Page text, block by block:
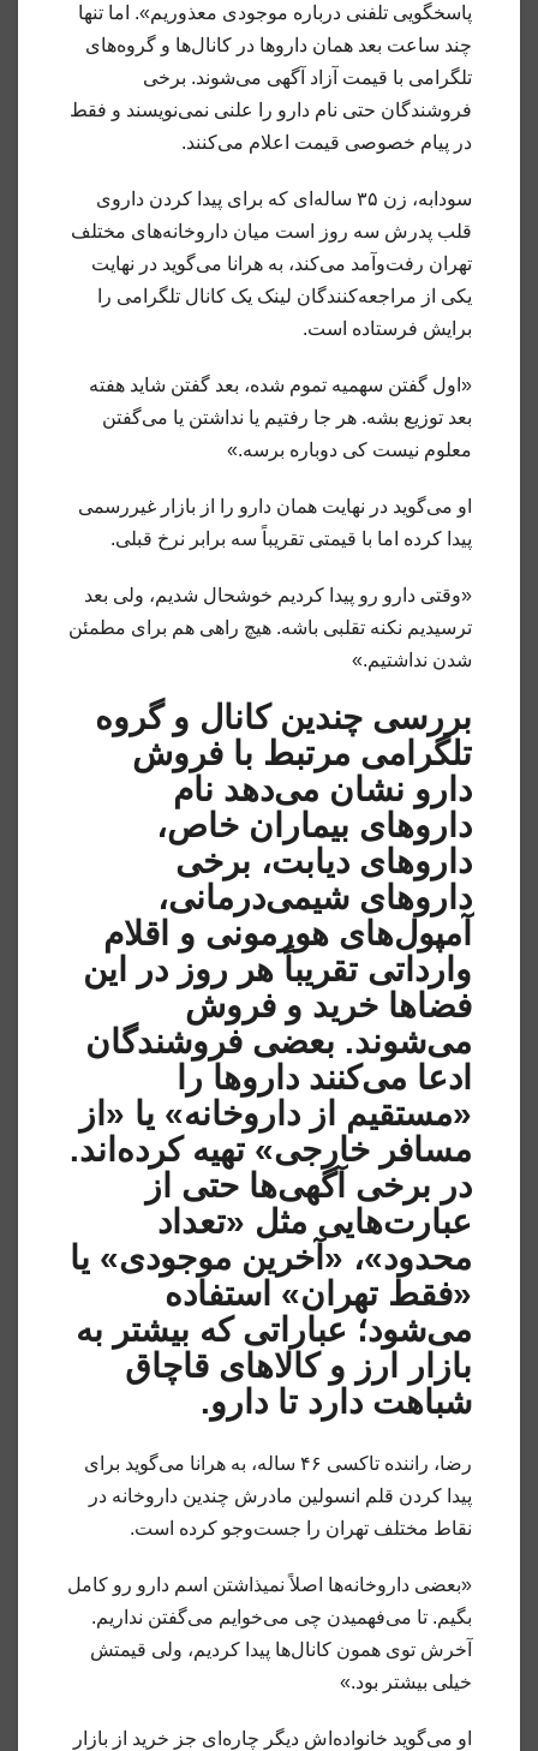
پاسخگویی تلفنی درباره موجودی معذوریم». اما تنها
چند ساعت بعد همان داروها در کانال‌ها و گروه‌های
تلگرامی با قیمت آزاد آگهی می‌شوند. برخی
فروشندگان حتی نام دارو را علنی نمی‌نویسند و فقط
در پیام خصوصی قیمت اعلام می‌کنند.
سودابه، زن ۳۵ ساله‌ای که برای پیدا کردن داروی
قلب پدرش سه روز است میان داروخانه‌های مختلف
تهران رفت‌وآمد می‌کند، به هرانا می‌گوید در نهایت
یکی از مراجعه‌کنندگان لینک یک کانال تلگرامی را
برایش فرستاده است.
«اول گفتن سهمیه تموم شده، بعد گفتن شاید هفته
بعد توزیع بشه. هر جا رفتیم یا نداشتن یا می‌گفتن
معلوم نیست کی دوباره برسه.»
او می‌گوید در نهایت همان دارو را از بازار غیررسمی
پیدا کرده اما با قیمتی تقریباً سه برابر نرخ قبلی.
«وقتی دارو رو پیدا کردیم خوشحال شدیم، ولی بعد
ترسیدیم نکنه تقلبی باشه. هیچ راهی هم برای مطمئن
شدن نداشتیم.»
بررسی چندین کانال و گروه
تلگرامی مرتبط با فروش
دارو نشان می‌دهد نام
داروهای بیماران خاص،
داروهای دیابت، برخی
داروهای شیمی‌درمانی،
آمپول‌های هورمونی و اقلام
وارداتی تقریباً هر روز در این
فضاها خرید و فروش
می‌شوند. بعضی فروشندگان
ادعا می‌کنند داروها را
«مستقیم از داروخانه» یا «از
مسافر خارجی» تهیه کرده‌اند.
در برخی آگهی‌ها حتی از
عبارت‌هایی مثل «تعداد
محدود»، «آخرین موجودی» یا
«فقط تهران» استفاده
می‌شود؛ عباراتی که بیشتر به
بازار ارز و کالاهای قاچاق
شباهت دارد تا دارو.
رضا، راننده تاکسی ۴۶ ساله، به هرانا می‌گوید برای
پیدا کردن قلم انسولین مادرش چندین داروخانه در
نقاط مختلف تهران را جست‌وجو کرده است.
«بعضی داروخانه‌ها اصلاً نمیذاشتن اسم دارو رو کامل
بگیم. تا می‌فهمیدن چی می‌خوایم می‌گفتن نداریم.
آخرش توی همون کانال‌ها پیدا کردیم، ولی قیمتش
خیلی بیشتر بود.»
او می‌گوید خانواده‌اش دیگر چاره‌ای جز خرید از بازار